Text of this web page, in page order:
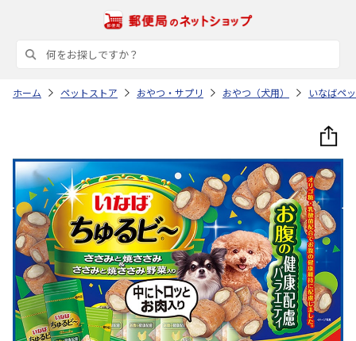
ホーム ペットストア おやつ・サプリ おやつ（犬用） いなばペ